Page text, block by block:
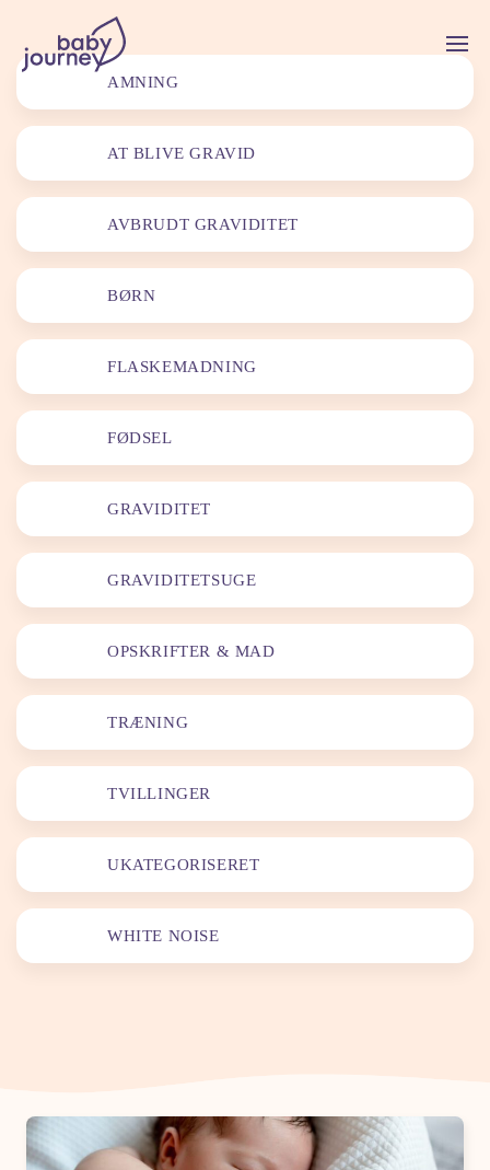
AMNING
AT BLIVE GRAVID
AVBRUDT GRAVIDITET
BØRN
FLASKEMADNING
FØDSEL
GRAVIDITET
GRAVIDITETSUGE
OPSKRIFTER & MAD
TRÆNING
TVILLINGER
UKATEGORISERET
WHITE NOISE